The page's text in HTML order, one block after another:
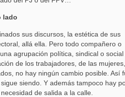
lado
sus discursos, la estética de sus
allá ella. Pero todo compañero o
agrupación política, sindical o social
de los trabajadores, de las
no hay ningún cambio posible. Así
siendo. Y además tampoco hay
de salida a la calle.